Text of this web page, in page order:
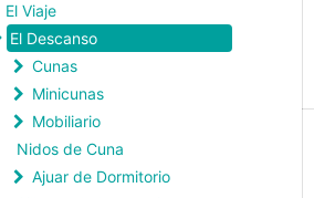
El Viaje
El Descanso
Cunas
Minicunas
Mobiliario
Nidos de Cuna
Ajuar de Dormitorio